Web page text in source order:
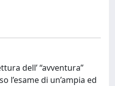
dell’ “avventura”
l’esame di un’ampia ed